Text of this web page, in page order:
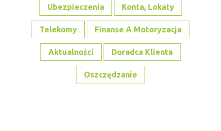
Ubezpieczenia Konta, Lokaty
Telekomy Finanse A Motoryzacja
Aktualności Doradca Klienta
Oszczędzanie